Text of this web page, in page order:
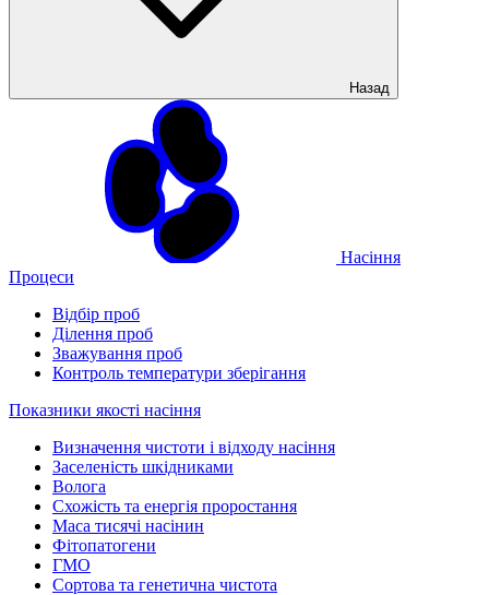
Назад
Насіння
Процеси
Відбір проб
Ділення проб
Зважування проб
Контроль температури зберігання
Показники якості насіння
Визначення чистоти і відходу насіння
Заселеність шкідниками
Волога
Схожість та енергія проростання
Маса тисячі насінин
Фітопатогени
ГМО
Сортова та генетична чистота